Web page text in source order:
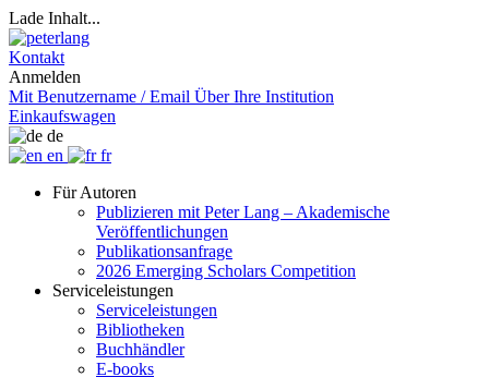
Lade Inhalt...
Kontakt
Anmelden
Mit Benutzername / Email Über Ihre Institution
Einkaufswagen
de
en
fr
Für Autoren
Publizieren mit Peter Lang – Akademische
Veröffentlichungen
Publikationsanfrage
2026 Emerging Scholars Competition
Serviceleistungen
Serviceleistungen
Bibliotheken
Buchhändler
E-books